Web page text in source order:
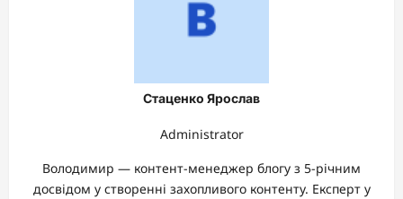
Стаценко Ярослав
Administrator
Володимир — контент-менеджер блогу з 5-річним
досвідом у створенні захопливого контенту. Експерт у